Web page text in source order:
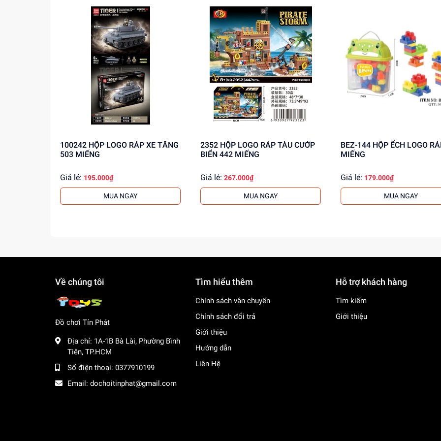
100242 HỘP LOGO RÁP XE TĂNG
503 MIẾNG
Giá lẻ: 195.000₫
MUA NGAY
2352 HỘP LOGO RÁP TÀU CƯỚP
BIỂN 442 MIẾNG
Giá lẻ: 267.000₫
MUA NGAY
BEZ-144 HỘP ẾCH LOGO RÁP 35
MIẾNG
Giá lẻ: 179.000₫
MUA NGAY
Về chúng tôi
Đồ chơi Tín Phát
Địa chỉ: 1A-1B Bà Lài, Phường Bình
Tiên, TP.HCM
Số điện thoại: 0377910199
Email: dochoitinphat@gmail.com
Tìm hiểu thêm
Chính sách vận chuyển
Chính sách đổi trả
Giới thiệu
Hướng dẫn
Liên Hệ
Hỗ trợ khách hàng
Tìm kiếm
Giới thiệu